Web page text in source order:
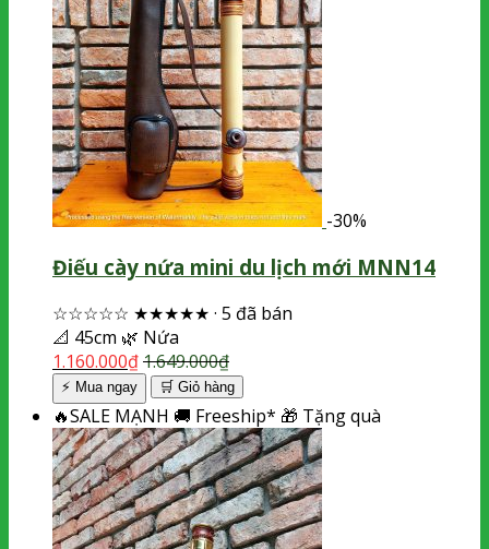
-30%
Điếu cày nứa mini du lịch mới MNN14
☆☆☆☆☆ ★★★★★ · 5 đã bán
📐 45cm 🌿 Nứa
1.160.000₫1.649.000₫
⚡ Mua ngay 🛒 Giỏ hàng
🔥SALE MẠNH 🚚 Freeship* 🎁 Tặng quà